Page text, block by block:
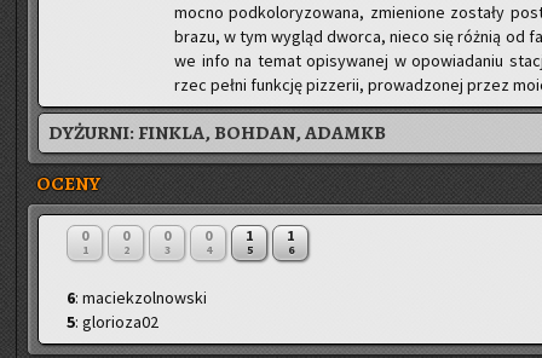
mocno pod­ko­lo­ry­zo­wa­na, zmie­nio­ne zo­sta­ły
bra­zu, w tym wy­gląd dwor­ca, nieco się róż­nią od
we info na temat opi­sy­wa­nej w opo­wia­da­niu
rzec pełni funk­cję piz­ze­rii, pro­wa­dzo­nej przez
DYŻURNI:FINKLA, BOHDAN, ADAMKB
OCENY
0
1
0
2
0
3
0
4
1
5
1
6
6: maciekzolnowski
5: glorioza02